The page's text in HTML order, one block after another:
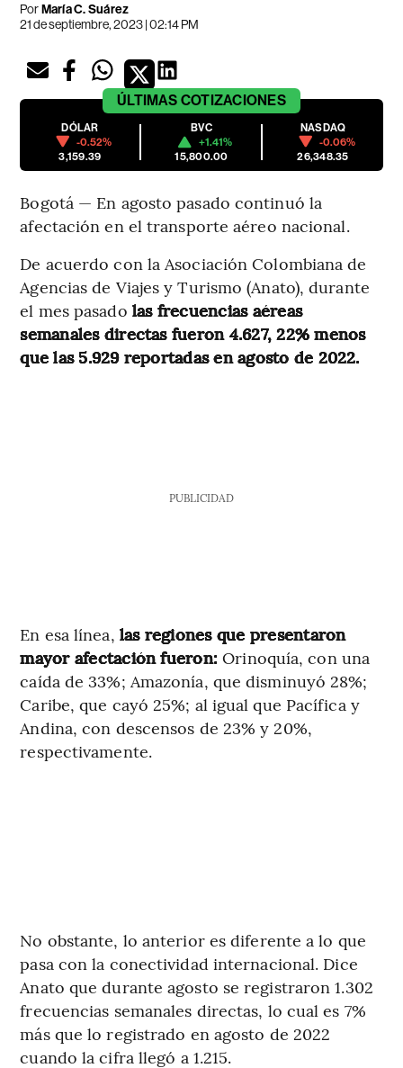
PorMaría C. Suárez
21 de septiembre, 2023 | 02:14 PM
ÚLTIMAS COTIZACIONES
DÓLAR
-0.52%
3,159.39
BVC
+1.41%
15,800.00
NASDAQ
-0.06%
26,348.35
Bogotá — En agosto pasado continuó la
afectación en el transporte aéreo nacional.
De acuerdo con la Asociación Colombiana de
Agencias de Viajes y Turismo (Anato), durante
el mes pasado las frecuencias aéreas
semanales directas fueron 4.627, 22% menos
que las 5.929 reportadas en agosto de 2022.
PUBLICIDAD
En esa línea, las regiones que presentaron
mayor afectación fueron: Orinoquía, con una
caída de 33%; Amazonía, que disminuyó 28%;
Caribe, que cayó 25%; al igual que Pacífica y
Andina, con descensos de 23% y 20%,
respectivamente.
No obstante, lo anterior es diferente a lo que
pasa con la conectividad internacional. Dice
Anato que durante agosto se registraron 1.302
frecuencias semanales directas, lo cual es 7%
más que lo registrado en agosto de 2022
cuando la cifra llegó a 1.215.